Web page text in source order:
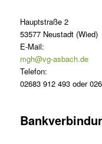
Hauptstraße 2
53577 Neustadt (Wied)
E-Mail:
mgh@vg-asbach.de
Telefon:
02683 912 493 oder